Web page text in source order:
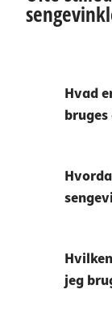
Hvad
jeg